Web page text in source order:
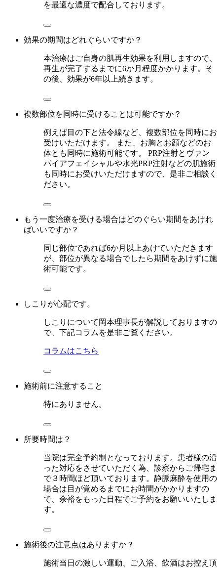
を最適な濃度で配合しております。
効果の期間はどれぐらいですか？
本治療はご自身の肌再生効果を利用しますので、
再生が完了するまでに6か月程度かかります。そ
の後、効果が6年以上続きます。
複数部位を同時に受けることは可能ですか？
例えば目の下と法令線など、複数部位を同時にお
受けいただけます。 また、お胸とお顔などのお
体とも同時に施術可能です。 PRP注射とヴァン
パイアフェイシャルや水光PRP注射などの肌施術
も同時にお受けいただけますので、是非ご相談く
ださい。
もう一度治療を受ける場合はどのぐらい期間をあけれ
ばいいですか？
同じ部位であれば6か月以上あけていただきます
が、部位が異なる場合でしたら期間をあけずに施
術可能です。
しこりが心配です。
しこりについて岡本理事長が解説しておりますの
で、下記コラムを是非ご覧ください。
コラムはこちら
施術前に注意すること
特にありません。
所要時間は？
当院は完全予約制となっております。患者様の沿
った対応をさせていただく為、診察からご帰宅ま
で３時間ほど頂いております。静脈麻酔を使用の
場合は目が覚めるまでにお時間がかかりますの
で、余裕をもった日程でご予約をお願いいたしま
す。
施術後の注意点はありますか？
施術当日の激しい運動、ご入浴、飲酒はお控え頂